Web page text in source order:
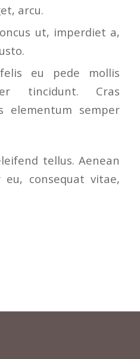
arcu.
ut, imperdiet a,
eu pede mollis
tincidunt. Cras
elementum semper
tellus. Aenean
consequat vitae,